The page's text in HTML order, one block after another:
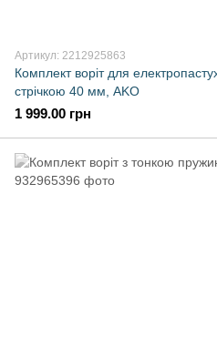
Артикул: 2212925863
Комплект воріт для
стрічкою 40 мм, AKO
1 999.00 грн